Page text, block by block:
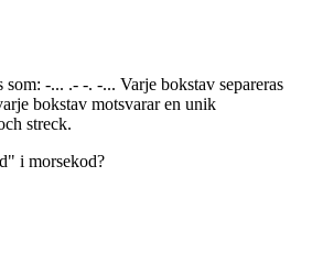
-... .- -. -... Varje bokstav separeras
bokstav motsvarar en unik
streck.
i morsekod?